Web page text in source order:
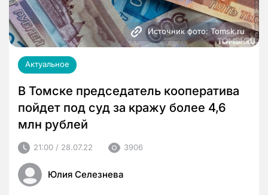
Источник фото: Tomsk.ru
Актуальное
В Томске председатель кооператива
пойдет под суд за кражу более 4,6
млн рублей
21:00 / 28.07.22 3906
Юлия Селезнева